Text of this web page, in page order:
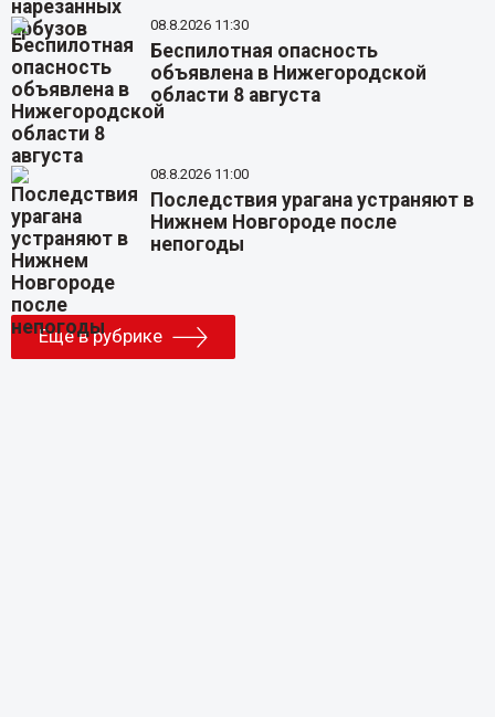
08.8.2026 11:30
Беспилотная опасность
объявлена в Нижегородской
области 8 августа
08.8.2026 11:00
Последствия урагана устраняют в
Нижнем Новгороде после
непогоды
Еще в рубрике